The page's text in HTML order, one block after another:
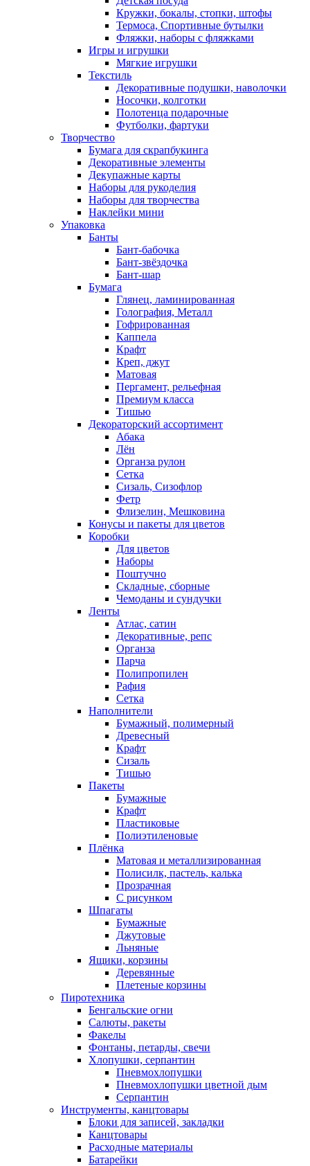
Кружки, бокалы, стопки, штофы
Термоса, Спортивные бутылки
Фляжки, наборы с фляжками
Игры и игрушки
Мягкие игрушки
Текстиль
Декоративные подушки, наволочки
Носочки, колготки
Полотенца подарочные
Футболки, фартуки
Творчество
Бумага для скрапбукинга
Декоративные элементы
Декупажные карты
Наборы для рукоделия
Наборы для творчества
Наклейки мини
Упаковка
Банты
Бант-бабочка
Бант-звёздочка
Бант-шар
Бумага
Глянец, ламинированная
Голография, Металл
Гофрированная
Каппела
Крафт
Креп, джут
Матовая
Пергамент, рельефная
Премиум класса
Тишью
Декораторский ассортимент
Абака
Лён
Органза рулон
Сетка
Сизаль, Сизофлор
Фетр
Флизелин, Мешковина
Конусы и пакеты для цветов
Коробки
Для цветов
Наборы
Поштучно
Складные, сборные
Чемоданы и сундучки
Ленты
Атлас, сатин
Декоративные, репс
Органза
Парча
Полипропилен
Рафия
Сетка
Наполнители
Бумажный, полимерный
Древесный
Крафт
Сизаль
Тишью
Пакеты
Бумажные
Крафт
Пластиковые
Полиэтиленовые
Плёнка
Матовая и металлизированная
Полисилк, пастель, калька
Прозрачная
С рисунком
Шпагаты
Бумажные
Джутовые
Льняные
Ящики, корзины
Деревянные
Плетеные корзины
Пиротехника
Бенгальские огни
Салюты, ракеты
Факелы
Фонтаны, петарды, свечи
Хлопушки, серпантин
Пневмохлопушки
Пневмохлопушки цветной дым
Серпантин
Инструменты, канцтовары
Блоки для записей, закладки
Канцтовары
Расходные материалы
Батарейки